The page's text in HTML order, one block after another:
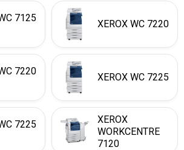
7125
XEROX WC 7220
7220
XEROX WC 7225
7225
XEROX
WORKCENTRE
7120